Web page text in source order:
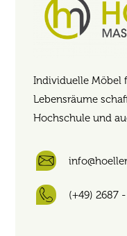
Individuelle Möbel
Lebensräume
Hochschule und
(+49) 2687